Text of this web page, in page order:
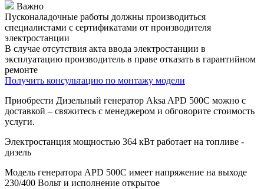
Важно
Пусконаладочные работы должны производиться
специалистами с сертификатами от производителя
электростанции
В случае отсутствия акта ввода электростанции в
эксплуатацию производитель в праве отказать в гарантийном
ремонте
Получить консультацию по монтажу модели
Приобрести Дизельный генератор Aksa APD 500C можно с
доставкой – свяжитесь с менеджером и обговорите стоимость
услуги.
Электростанция мощностью 364 кВт работает на топливе -
дизель
Модель генератора APD 500C имеет напряжение на выходе
230/400 Вольт и исполнение открытое